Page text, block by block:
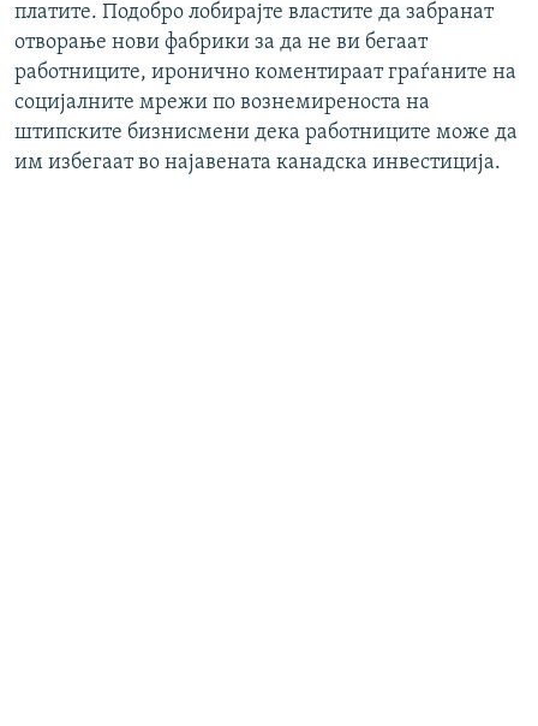
платите. Подобро лобирајте властите да забранат
отворање нови фабрики за да не ви бегаат
работниците, иронично коментираат граѓаните на
социјалните мрежи по вознемиреноста на
штипските бизнисмени дека работниците може да
им избегаат во најавената канадска инвестиција.